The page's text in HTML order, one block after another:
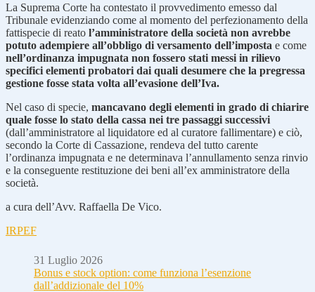
La Suprema Corte ha contestato il provvedimento emesso dal
Tribunale evidenziando come al momento del perfezionamento della
fattispecie di reato l’amministratore della società non avrebbe
potuto adempiere all’obbligo di versamento dell’imposta e come
nell’ordinanza impugnata non fossero stati messi in rilievo
specifici elementi probatori dai quali desumere che la pregressa
gestione fosse stata volta all’evasione dell’Iva.
Nel caso di specie, mancavano degli elementi in grado di chiarire
quale fosse lo stato della cassa nei tre passaggi successivi
(dall’amministratore al liquidatore ed al curatore fallimentare) e ciò,
secondo la Corte di Cassazione, rendeva del tutto carente
l’ordinanza impugnata e ne determinava l’annullamento senza rinvio
e la conseguente restituzione dei beni all’ex amministratore della
società.
a cura dell’Avv. Raffaella De Vico.
IRPEF
31 Luglio 2026
Bonus e stock option: come funziona l’esenzione
dall’addizionale del 10%